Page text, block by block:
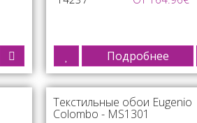
Подробнее
Текстильные обои Eugenio
Colombo - MS1301